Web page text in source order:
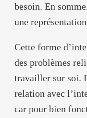
besoin. En
une
Cette forme
des problèmes
travailler sur soi.
relation avec
car pour bien